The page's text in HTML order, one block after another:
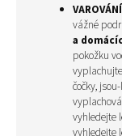
vážné
a
pokožku
čočky,
vyhledejte
vyhledejte